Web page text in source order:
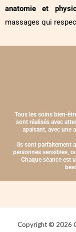
anatomie et
massages qui
Tous les soins bien-
sont réalisés avec
apaisant, avec une
Ils sont parfaitement
personnes sensibles,
Chaque séance est
Copyright © 2026